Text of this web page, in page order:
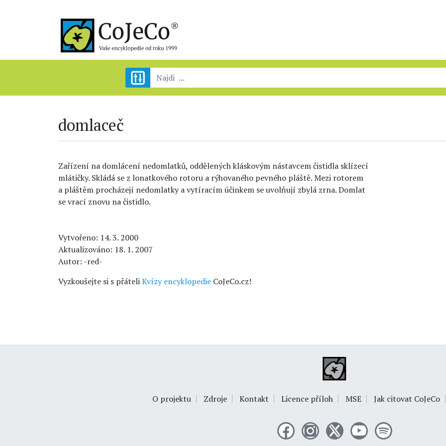
domlaceč
Zařízení na domlácení nedomlatků, oddělených kláskovým nástavcem čistidla sklízecí
mlátičky. Skládá se z lonatkového rotoru a rýhovaného pevného pláště. Mezi rotorem
a pláštěm procházejí nedomlatky a vytíracím účinkem se uvolňují zbylá zrna. Domlat
se vrací znovu na čistidlo.
Vytvořeno: 14. 3. 2000
Aktualizováno: 18. 1. 2007
Autor: -red-
Vyzkoušejte si s přáteliKvízy encyklopedie CoJeCo.cz!
O projektu Zdroje Kontakt Licence příloh MSE Jak citovat CoJeCo